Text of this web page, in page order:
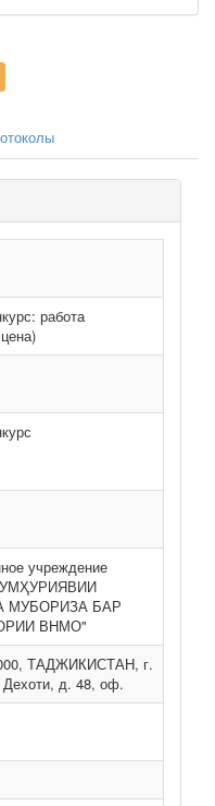
работа
учреждение
МУБОРИЗА БАР
ВНМО"
ТАДЖИКИСТАН, г.
д. 48, оф.